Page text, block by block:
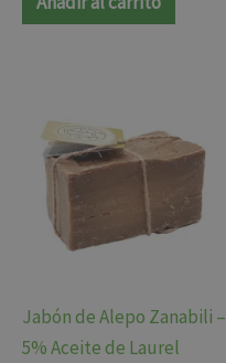
Jabón de Alepo Zanabili –
5% Aceite de Laurel